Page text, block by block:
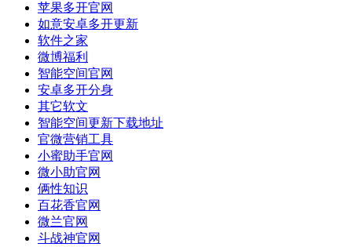
苹果多开官网
如意安卓多开更新
软件之家
微博福利
智能空间官网
安卓多开分身
其它软文
智能空间更新下载地址
官微营销工具
小蜜助手官网
微小助官网
俩性知识
百花香官网
微兰官网
斗战神官网